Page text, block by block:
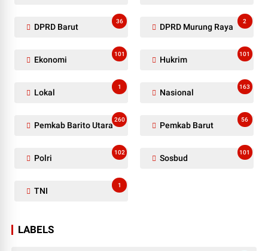
DPRD Barut
36
DPRD Murung Raya
2
Ekonomi
101
Hukrim
101
Lokal
1
Nasional
163
Pemkab Barito Utara
260
Pemkab Barut
56
Polri
102
Sosbud
101
TNI
1
LABELS